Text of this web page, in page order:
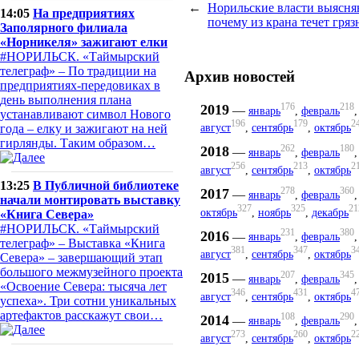
14:05 На предприятиях
Заполярного филиала
«Норникеля» зажигают елки
#НОРИЛЬСК. «Таймырский
телеграф» – По традиции на
предприятиях-передовиках в
день выполнения плана
устанавливают символ Нового
года – елку и зажигают на ней
гирлянды. Таким образом…
13:25 В Публичной библиотеке
начали монтировать выставку
«Книга Севера»
#НОРИЛЬСК. «Таймырский
телеграф» – Выставка «Книга
Севера» – завершающий этап
большого межмузейного проекта
«Освоение Севера: тысяча лет
успеха». Три сотни уникальных
артефактов расскажут свои…
←
Норильские власти
почему из крана течет
Архив новостей
2019 — январь176 февраль218
август196, сентябрь179, октябрь
2018 — январь262 февраль180
август256 сентябрь213 октябрь
2017 — январь278 февраль360
октябрь327 ноябрь325 декабрь
2016 — январь231, февраль380
август381 сентябрь347 октябрь
2015 — январь207 февраль345
август346 сентябрь431 октябрь
2014 — январь108, февраль290
август273, сентябрь260, октябрь